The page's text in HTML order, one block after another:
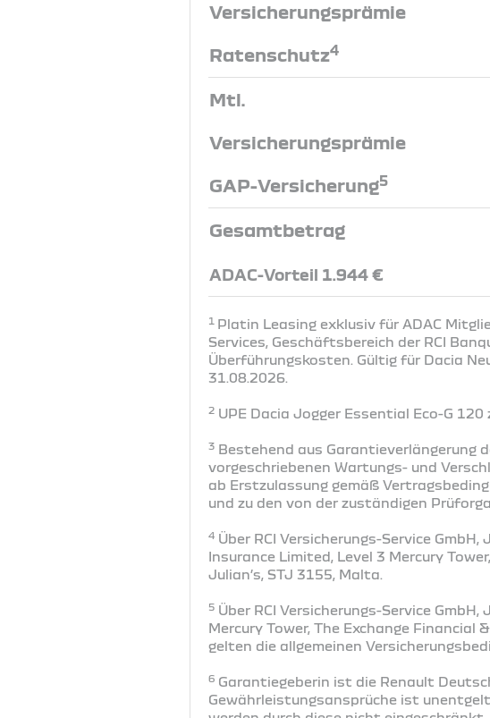
Versicherungsprämie
Ratenschutz4
Mtl.
Versicherungsprämie
GAP-Versicherung5
Gesamtbetrag
ADAC-Vorteil 1.944 €
1 Platin Leasing exklusiv für ADAC
Services, Geschäftsbereich der RCI
Überführungskosten. Gültig für Dacia
31.08.2026.
2 UPE Dacia Jogger Essential Eco-G 120
3 Bestehend aus Garantieverlängerung
vorgeschriebenen Wartungs- und
ab Erstzulassung gemäß
und zu den von der zuständigen
4 Über RCI Versicherungs-Service
Insurance Limited, Level 3 Mercury
Julian’s, STJ 3155, Malta.
5 Über RCI Versicherungs-Service
Mercury Tower, The Exchange Financial
gelten die allgemeinen
6 Garantiegeberin ist die Renault
Gewährleistungsansprüche ist